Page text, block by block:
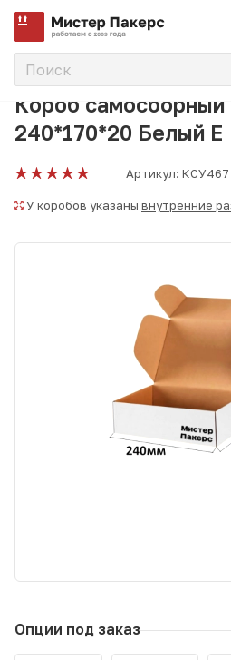
Главная
Короб
240*170*20 Белый Е
Артикул: КСУ467
У коробов указаны внутренние
Опции под заказ